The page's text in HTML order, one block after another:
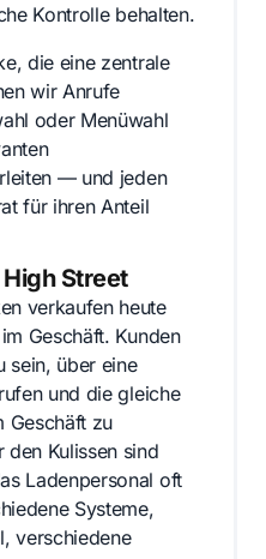
Kontrolle behalten.
die eine zentrale
wir Anrufe
oder Menüwahl
— und jeden
für ihren Anteil
Street
verkaufen heute
Geschäft. Kunden
sein, über eine
und die gleiche
Geschäft zu
Kulissen sind
Ladenpersonal oft
Systeme,
verschiedene